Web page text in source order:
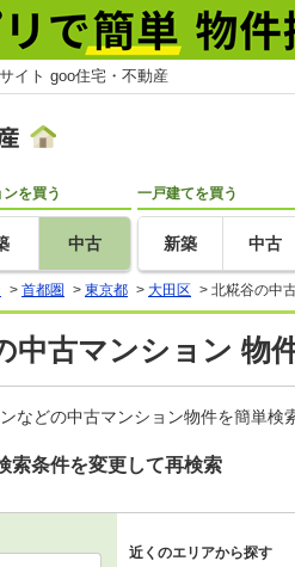
イト goo住宅・不動産
を買う
中古
一戸建てを買う
新築 中古
> 首都圏 > 東京都 > 大田区 > 北糀谷の中
中古マンション 物
などの中古マンション物件を簡単検
索条件を変更して再検索
近くのエリアから探す